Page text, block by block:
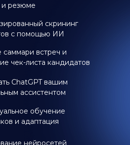
и резюме
скрининг
с помощью ИИ
саммари встреч и
чек-листа кандидатов
ChatGPT вашим
ассистентом
обучение
и адаптация
нейросетей